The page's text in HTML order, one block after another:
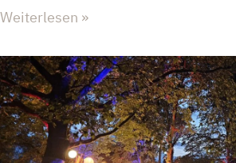
Weiterlesen »